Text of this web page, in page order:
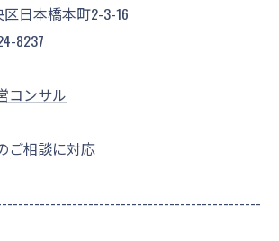
日本橋本町2-3-16
8237
コンサル
ご相談に対応